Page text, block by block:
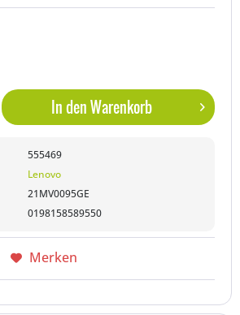
In denWarenkorb
555469
Lenovo
21MV0095GE
0198158589550
Merken